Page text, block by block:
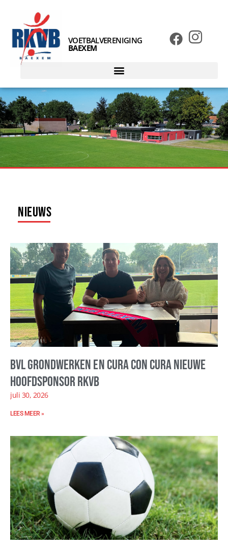
VOETBALVERENIGING
BAEXEM
Nieuws
BVL Grondwerken en Cura con Cura nieuwe
hoofdsponsor RKVB
juli 30, 2026
LEES MEER »